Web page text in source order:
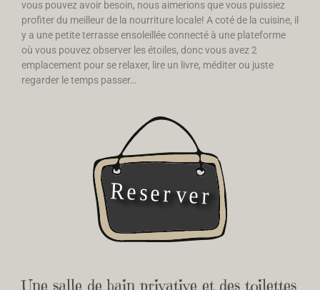
vous pouvez avoir besoin, nous aimerions que vous puissiez
profiter du meilleur de la nourriture locale! A coté de la cuisine, il
y a une petite terrasse ensoleillée connecté à une plateforme
où vous pouvez observer les étoiles, donc vous avez 2
emplacement pour se relaxer, lire un livre, méditer ou juste
regarder le temps passer…
Une salle de bain privative et des toilettes